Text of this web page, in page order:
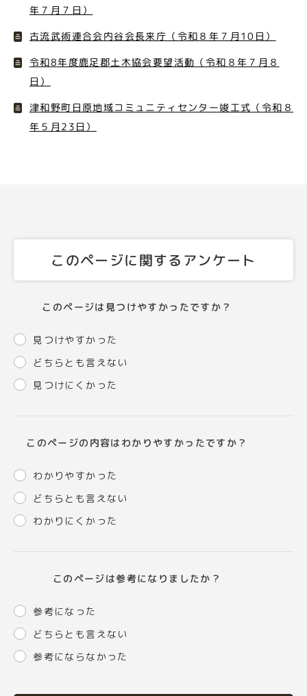
年７月７日）
古流武術連合会内谷会長来庁（令和８年７月10日）
令和8年度鹿足郡土木協会要望活動（令和８年７月８
日）
津和野町日原地域コミュニティセンター竣工式（令和８
年５月23日）
このページに関するアンケート
このページは見つけやすかったですか？
見つけやすかった
どちらとも言えない
見つけにくかった
このページの内容はわかりやすかったですか？
わかりやすかった
どちらとも言えない
わかりにくかった
このページは参考になりましたか？
参考になった
どちらとも言えない
参考にならなかった